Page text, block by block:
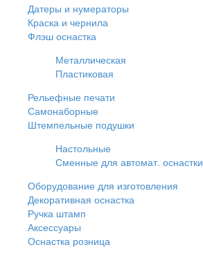
Датеры и нумераторы
Краска и чернила
Флэш оснастка
Металлическая
Пластиковая
Рельефные печати
Самонаборные
Штемпельные подушки
Настольные
Сменные для автомат. оснастки
Оборудование для изготовления
Декоративная оснастка
Ручка штамп
Аксессуары
Оснастка розница